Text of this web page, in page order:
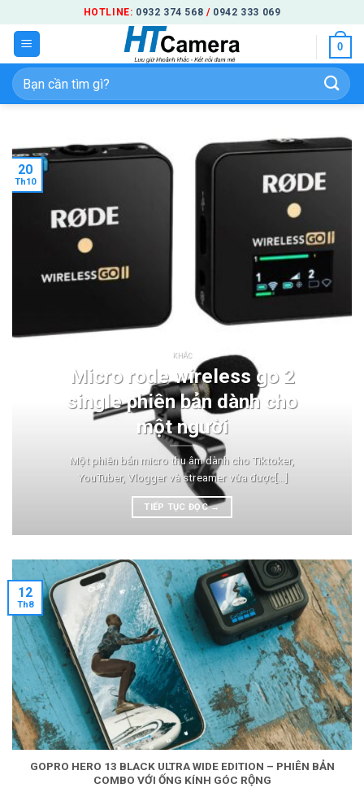
qua
nội
dung
HOTLINE: 0932 374 568 / 0942 333 069
0
Tìm
kiếm:
KHÁC
Micro rode wireless go 2
single phiên bản dành cho
một người
Một phiên bản micro thu âm dành cho Tiktoker,
YouTuber, Vlogger và streamer vừa được[...]
TIẾP TỤC ĐỌC→
20
Th10
GOPRO HERO 13 BLACK ULTRA WIDE EDITION – PHIÊN BẢN
COMBO VỚI ỐNG KÍNH GÓC RỘNG
12
Th8